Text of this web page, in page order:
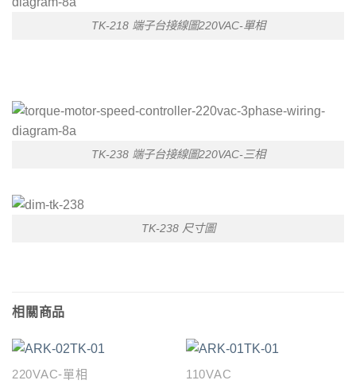
TK-218 端子台接線圖220VAC-單相
TK-238 端子台接線圖220VAC-三相
TK-238 尺寸圖
相關商品
220VAC-單相 110VAC